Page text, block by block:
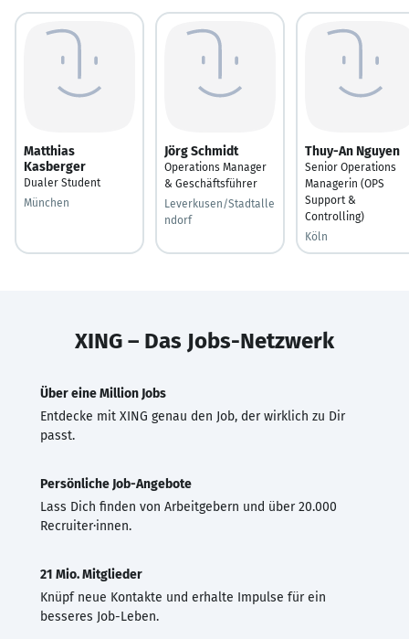
Matthias
Kasberger
Dualer Student
München
Jörg Schmidt
Operations Manager
& Geschäftsführer
Leverkusen/Stadtalle
ndorf
Thuy-An Nguyen
Senior Operations
Managerin (OPS
Support &
Controlling)
Köln
XING – Das Jobs-Netzwerk
Über eine Million Jobs
Entdecke mit XING genau den Job, der wirklich zu Dir
passt.
Persönliche Job-Angebote
Lass Dich finden von Arbeitgebern und über 20.000
Recruiter·innen.
21 Mio. Mitglieder
Knüpf neue Kontakte und erhalte Impulse für ein
besseres Job-Leben.